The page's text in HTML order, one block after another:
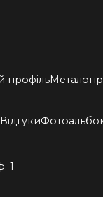
профіль
Відгуки
1